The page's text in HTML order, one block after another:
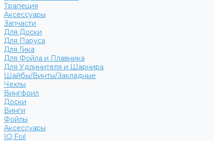
Трапеция
Аксессуары
Запчасти
Для Доски
Для Паруса
Для Гика
Для Фойла и Плавника
Для Удлинителя и Шарнира
Шайбы/Винты/Закладные
Чехлы
Вингфоил
Доски
Винги
Фойлы
Аксессуары
IQ Foil